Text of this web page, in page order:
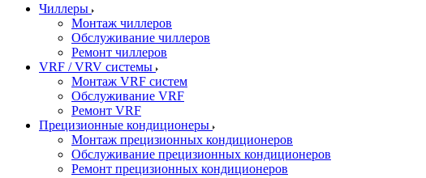
Чиллеры
Монтаж чиллеров
Обслуживание чиллеров
Ремонт чиллеров
VRF / VRV системы
Монтаж VRF систем
Обслуживание VRF
Ремонт VRF
Прецизионные кондиционеры
Монтаж прецизионных кондиционеров
Обслуживание прецизионных кондиционеров
Ремонт прецизионных кондиционеров